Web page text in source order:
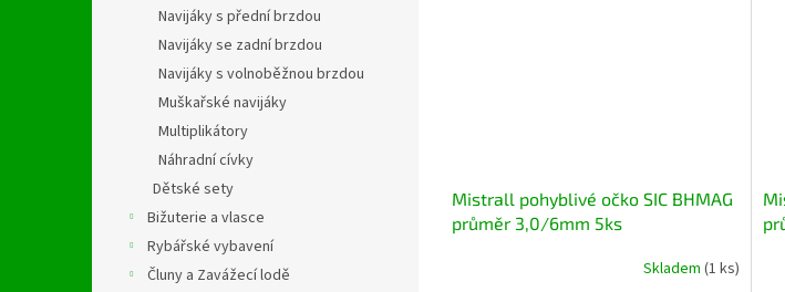
Navijáky s přední brzdou
Navijáky se zadní brzdou
Navijáky s volnoběžnou brzdou
Muškařské navijáky
Multiplikátory
Náhradní cívky
Dětské sety
Bižuterie a vlasce
Rybářské vybavení
Čluny a Zavážecí lodě
Mistrall pohyblivé očko SIC BHMAG
průměr 3,0/6mm 5ks
Skladem (1 ks)